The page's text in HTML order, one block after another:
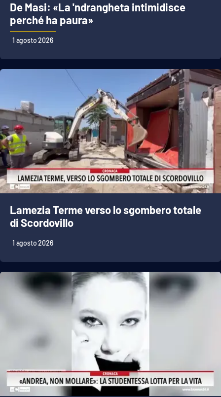
De Masi: «La 'ndrangheta intimidisce
perché ha paura»
1 agosto 2026
Lamezia Terme verso lo sgombero totale
di Scordovillo
1 agosto 2026